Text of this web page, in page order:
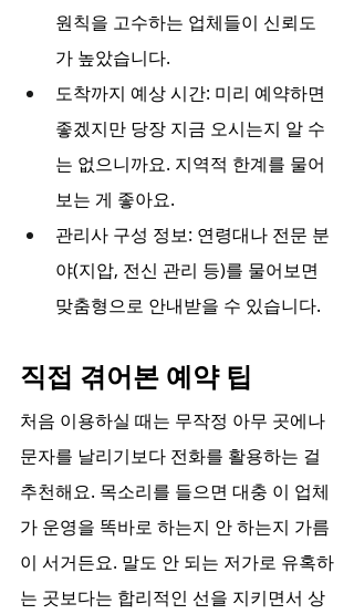
원칙을 고수하는 업체들이 신뢰도
가 높았습니다.
도착까지 예상 시간: 미리 예약하면
좋겠지만 당장 지금 오시는지 알 수
는 없으니까요. 지역적 한계를 물어
보는 게 좋아요.
관리사 구성 정보: 연령대나 전문 분
야(지압, 전신 관리 등)를 물어보면
맞춤형으로 안내받을 수 있습니다.
직접 겪어본 예약 팁
처음 이용하실 때는 무작정 아무 곳에나
문자를 날리기보다 전화를 활용하는 걸
추천해요. 목소리를 들으면 대충 이 업체
가 운영을 똑바로 하는지 안 하는지 가름
이 서거든요. 말도 안 되는 저가로 유혹하
는 곳보다는 합리적인 선을 지키면서 상